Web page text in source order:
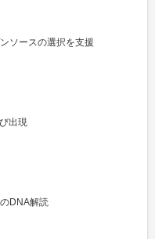
ソースの選択を支援
出現
DNA解読